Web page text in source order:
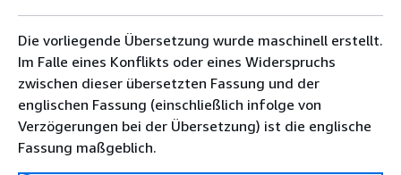
Die vorliegende Übersetzung wurde maschinell erstellt.
Im Falle eines Konflikts oder eines Widerspruchs
zwischen dieser übersetzten Fassung und der
englischen Fassung (einschließlich infolge von
Verzögerungen bei der Übersetzung) ist die englische
Fassung maßgeblich.